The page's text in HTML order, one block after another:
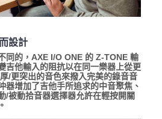
設計
同的，AXE I/O ONE 的 Z-TONE 輸
吉他輸入的阻抗以在同一樂器上從更
/更突出的音色來撥入完美的錄音音
器增加了吉他手所追求的中音聚焦、
/被動拾音器選擇器允許在輕按開關